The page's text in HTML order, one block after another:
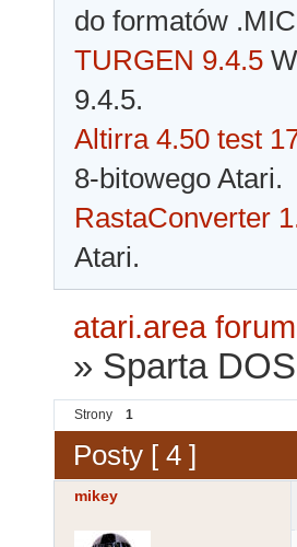
do formatów
TURGEN 9.4.5
9.4.5.
Altirra 4.50 test
8-bitowego Atari.
RastaConverter
Atari.
atari.area forum
» Sparta
Strony 1
Posty [ 4 ]
mikey